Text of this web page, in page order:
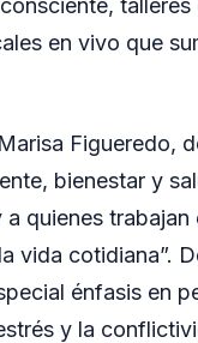
en vivo que
Figueredo,
bienestar y
quienes trabajan
vida cotidiana”.
énfasis en
y la